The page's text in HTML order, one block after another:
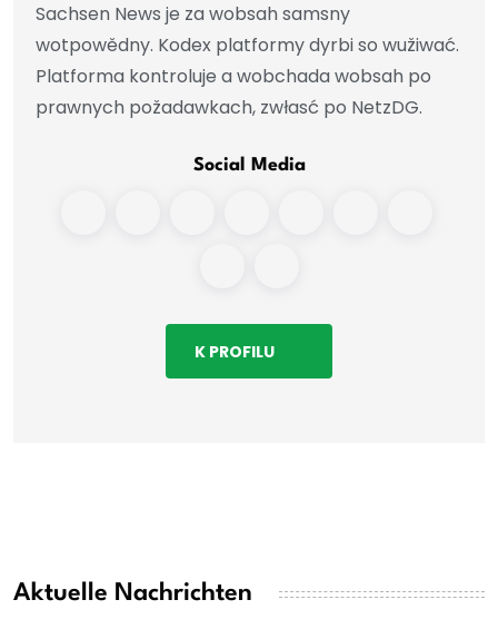
Sachsen News je za wobsah samsny
wotpowědny. Kodex platformy dyrbi so wužiwać.
Platforma kontroluje a wobchada wobsah po
prawnych požadawkach, zwłasć po NetzDG.
Social Media
K PROFILU
Aktuelle Nachrichten